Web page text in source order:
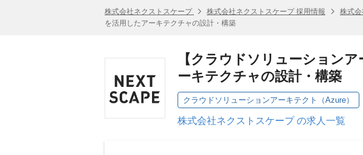
株式会社ネクストスケープ 株式会社ネクストスケープ 採用情報 株式
を活用したアーキテクチャの設計・構築
【クラウドソリューション
ーキテクチャの設計・構築
クラウドソリューションアーキテクト（Azure）
株式会社ネクストスケープ の求人一覧